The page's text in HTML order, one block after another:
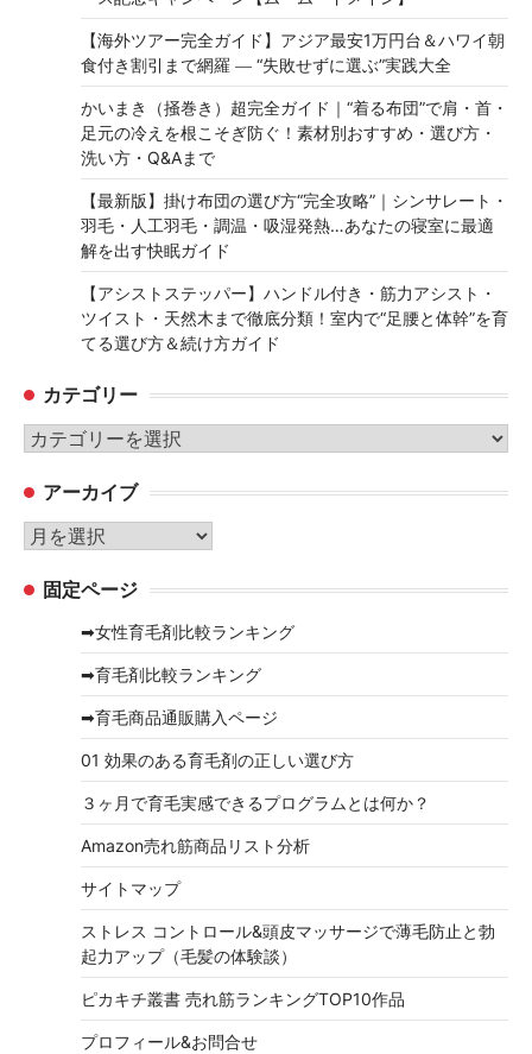
【海外ツアー完全ガイド】アジア最安1万円台＆ハワイ朝
食付き割引まで網羅 ― “失敗せずに選ぶ”実践大全
かいまき（掻巻き）超完全ガイド｜“着る布団”で肩・首・
足元の冷えを根こそぎ防ぐ！素材別おすすめ・選び方・
洗い方・Q&Aまで
【最新版】掛け布団の選び方“完全攻略”｜シンサレート・
羽毛・人工羽毛・調温・吸湿発熱…あなたの寝室に最適
解を出す快眠ガイド
【アシストステッパー】ハンドル付き・筋力アシスト・
ツイスト・天然木まで徹底分類！室内で“足腰と体幹”を育
てる選び方＆続け方ガイド
カテゴリー
カ
ゴ
リ
ー
アーカイブ
ア
カ 固定ページ
➡女性育毛剤比較ランキング
➡育毛剤比較ランキング
➡育毛商品通販購入ページ
01 効果のある育毛剤の正しい選び方
３ヶ月で育毛実感できるプログラムとは何か？
Amazon売れ筋商品リスト分析
サイトマップ
ストレス コントロール&頭皮マッサージで薄毛防止と勃
起力アップ（毛髪の体験談）
ピカキチ叢書 売れ筋ランキングTOP10作品
プロフィール&お問合せ